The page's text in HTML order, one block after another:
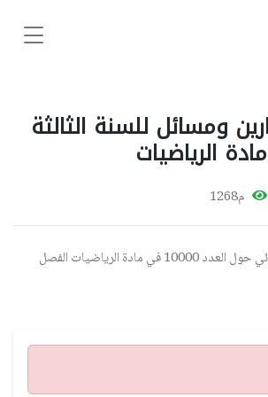
ومسائل للسنة الثالثة
الرياضيات
م1268
تمارين للسنة الثالثة ابتدائي حول العدد 10000 في مادة الرياضيات الفصل